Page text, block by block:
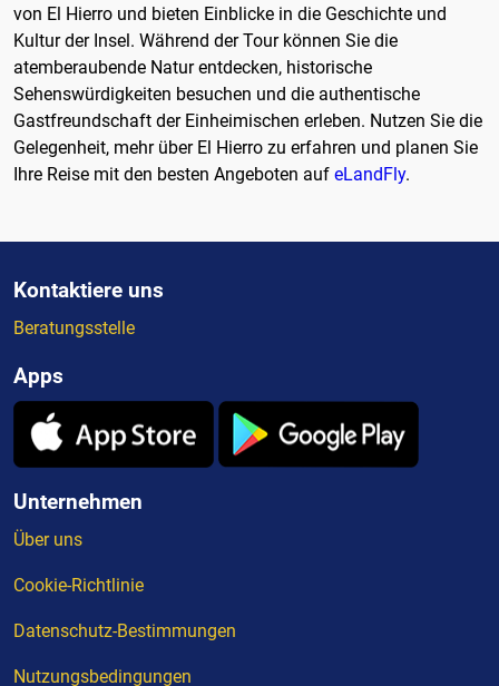
von El Hierro und bieten Einblicke in die Geschichte und
Kultur der Insel. Während der Tour können Sie die
atemberaubende Natur entdecken, historische
Sehenswürdigkeiten besuchen und die authentische
Gastfreundschaft der Einheimischen erleben. Nutzen Sie die
Gelegenheit, mehr über El Hierro zu erfahren und planen Sie
Ihre Reise mit den besten Angeboten auf eLandFly.
Kontaktiere uns
Beratungsstelle
Apps
Unternehmen
Über uns
Cookie-Richtlinie
Datenschutz-Bestimmungen
Nutzungsbedingungen